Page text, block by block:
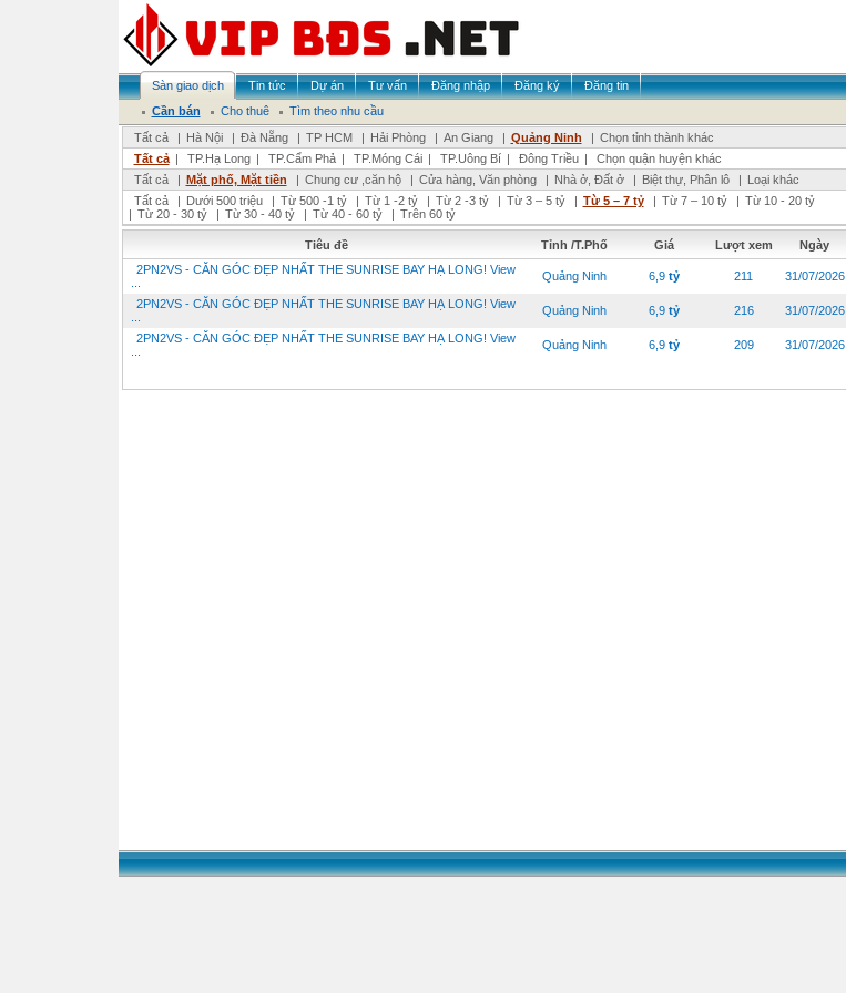
Sàn giao dịch Tin tức Dự án Tư vấn Đăng nhập Đăng ký
Đăng tin
Cần bán
Cho thuê
Tìm theo nhu cầu
Tất cả
| Hà Nội | Đà Nẵng | TP HCM | Hải Phòng | An Giang | Quảng Ninh | Chọn tỉnh thành khác
Tất cả | TP.Hạ Long | TP.Cẩm Phả | TP.Móng Cái | TP.Uông Bí | Đông Triều |
Chọn quận huyện khác
Tất cả
| Mặt phố, Mặt tiền | Chung cư ,căn hộ | Cửa hàng, Văn phòng | Nhà ở, Đất ở | Biệt thự, Phân lô | Loại khác
Tất cả
| Dưới 500 triệu | Từ 500 -1 tỷ | Từ 1 -2 tỷ | Từ 2 -3 tỷ | Từ 3 – 5 tỷ | Từ 5 – 7 tỷ | Từ 7 – 10 tỷ | Từ 10 - 20 tỷ
| Từ 20 - 30 tỷ | Từ 30 - 40 tỷ | Từ 40 - 60 tỷ | Trên 60 tỷ
Tiêu đề Tỉnh /T.Phố Giá Lượt xem
Ngày
2PN2VS - CĂN GÓC ĐẸP NHẤT THE SUNRISE BAY HẠ LONG! View
Quảng Ninh 6,9 tỷ 211 31/07/2026
2PN2VS - CĂN GÓC ĐẸP NHẤT THE SUNRISE BAY HẠ LONG! View
Quảng Ninh 6,9 tỷ 216 31/07/2026
2PN2VS - CĂN GÓC ĐẸP NHẤT THE SUNRISE BAY HẠ LONG! View
Quảng Ninh 6,9 tỷ 209 31/07/2026